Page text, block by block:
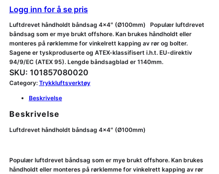
Logg inn for å se pris
Luftdrevet håndholdt båndsag 4×4″ (Ø100mm) Populær luftdrevet
båndsag som er mye brukt offshore. Kan brukes håndholdt eller
monteres på rørklemme for vinkelrett kapping av rør og bolter.
Sagene er tyskproduserte og ATEX-klassifisert i.h.t. EU-direktiv
94/9/EC (ATEX 95). Lengde båndsagblad er 1140mm.
SKU: 101857080020
Category: Trykkluftsverktøy
Beskrivelse
Beskrivelse
Luftdrevet håndholdt båndsag 4×4″ (Ø100mm)
Populær luftdrevet båndsag som er mye brukt offshore. Kan brukes
håndholdt eller monteres på rørklemme for vinkelrett kapping av rør